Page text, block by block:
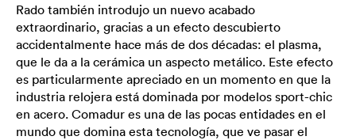
Rado también introdujo un nuevo acabado
extraordinario, gracias a un efecto descubierto
accidentalmente hace más de dos décadas: el plasma,
que le da a la cerámica un aspecto metálico. Este efecto
es particularmente apreciado en un momento en que la
industria relojera está dominada por modelos sport-chic
en acero. Comadur es una de las pocas entidades en el
mundo que domina esta tecnología, que ve pasar el